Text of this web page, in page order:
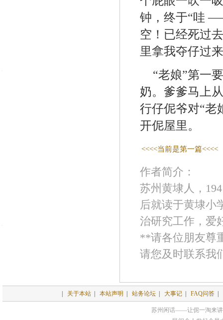
钟，终于“哇
空！已经死过
里拿我夺仔过
“老娘”第一
奶。爹爹马上
行仔伲爷对“老
开伲屋里。
<<<<当前是第一篇<<<<
作者简介：
苏州黄埭人，
后就读于黄埭小
治研究工作，爱
**请各位朋友尊
请您及时联系我
关于本站| 本站声明 站务论坛| 大事记| FAQ问答|
苏州闲话——让伲一淘来